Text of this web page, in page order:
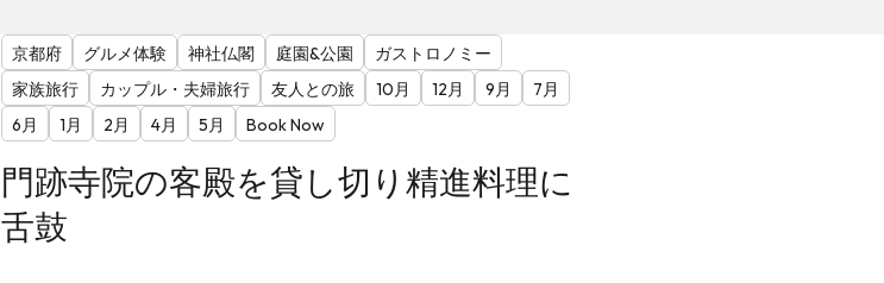
京都府 グルメ体験 神社仏閣 庭園&公園
ガストロノミー
家族旅行
カップル・夫婦旅行 友人との旅 10月 12月 9月
7月
6月
1月 2月 4月 5月 Book Now
門跡寺院の客殿を貸し切り精進料理に
舌鼓